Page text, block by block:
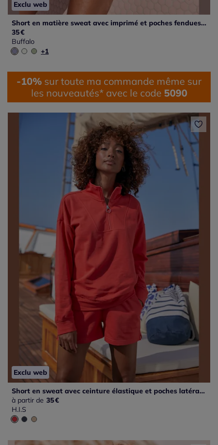
Exclu web
Short en matière sweat avec imprimé et poches fendues pratiques
35€
Buffalo
+1
-10% sur toute ma commande même sur
les nouveautés* avec le code 5090
Exclu web
Short en sweat avec ceinture élastique et poches latérales
à partir de 35€
H.I.S